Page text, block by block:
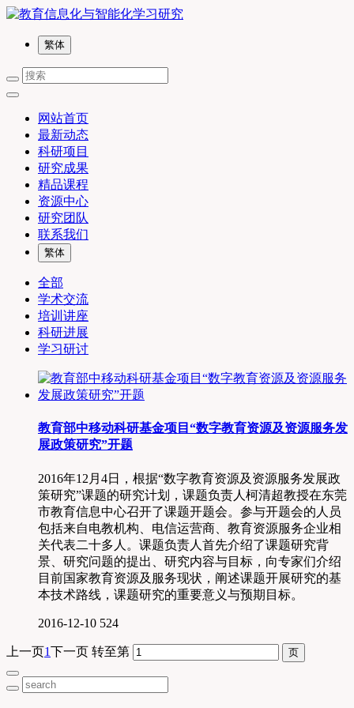
繁体
网站首页
最新动态
科研项目
研究成果
精品课程
资源中心
研究团队
联系我们
繁体
全部
学术交流
培训讲座
科研进展
学习研讨
教育部中移动科研基金项目“数字教育资源及资源服务发
展政策研究”开题
2016年12月4日，根据“数字教育资源及资源服务发展政
策研究”课题的研究计划，课题负责人柯清超教授在东莞
市教育信息中心召开了课题开题会。参与开题会的人员
包括来自电教机构、电信运营商、教育资源服务企业相
关代表二十多人。课题负责人首先介绍了课题研究背
景、研究问题的提出、研究内容与目标，向专家们介绍
目前国家教育资源及服务现状，阐述课题开展研究的基
本技术路线，课题研究的重要意义与预期目标。
2016-12-10 524
上一页1下一页 转至第